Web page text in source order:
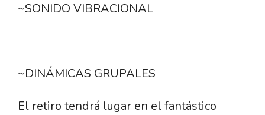
~SONIDO VIBRACIONAL
~DINÁMICAS GRUPALES
El retiro tendrá lugar en el fantástico